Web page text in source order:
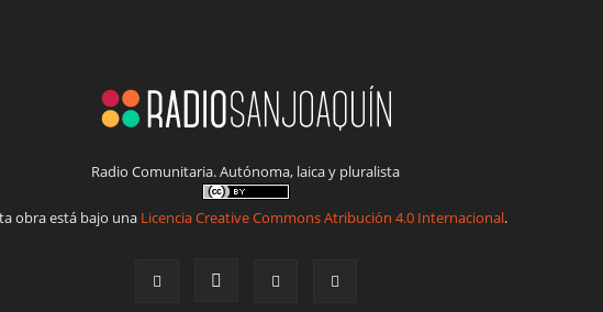
Radio Comunitaria. Autónoma, laica y pluralista
obra está bajo una Licencia Creative Commons Atribución 4.0 Internacional.